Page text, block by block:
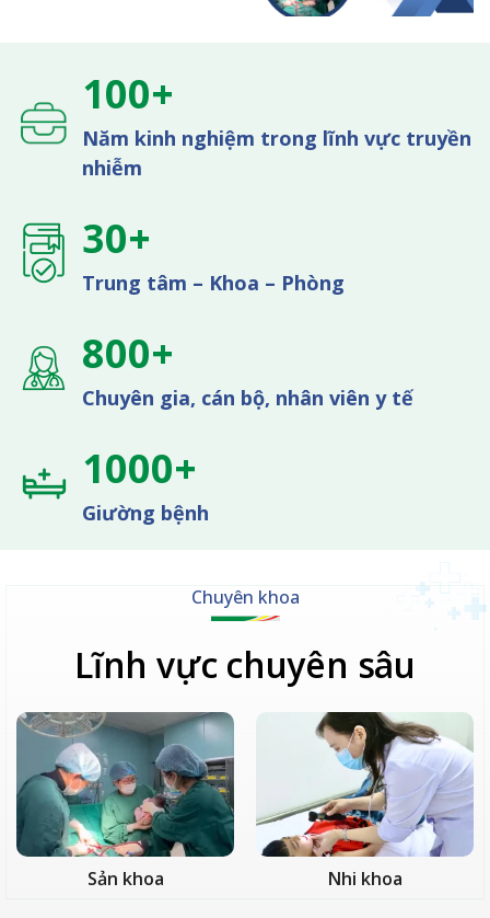
100+
Năm kinh nghiệm trong lĩnh vực truyền
nhiễm
30+
Trung tâm – Khoa – Phòng
800+
Chuyên gia, cán bộ, nhân viên y tế
1000+
Giường bệnh
Chuyên khoa
Lĩnh vực chuyên sâu
Sản khoa Nhi khoa